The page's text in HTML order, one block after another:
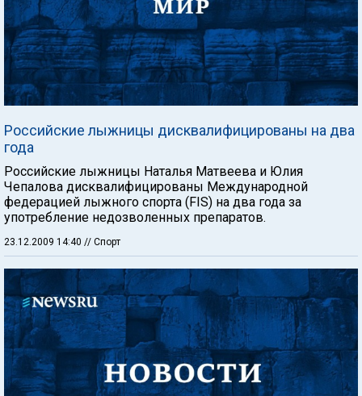
Российские лыжницы дисквалифицированы на два
года
Российские лыжницы Наталья Матвеева и Юлия
Чепалова дисквалифицированы Международной
федерацией лыжного спорта (FIS) на два года за
употребление недозволенных препаратов.
23.12.2009 14:40 // Спорт